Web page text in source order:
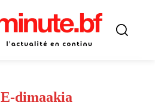
E-dimaakia